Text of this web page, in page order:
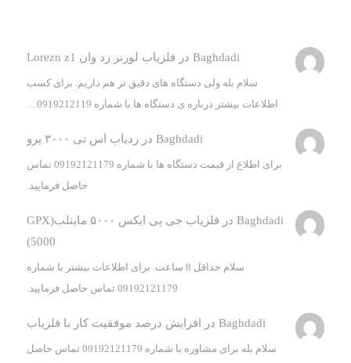
Baghdadi در فلزیاب لورنز زد وان Lorezn z1
سلام بله ولی دستگاه های دقیق تر هم داریم. برای کسب
اطلاعات بیشتر درباره ی دستگاه ها با شماره 0919212119…
Baghdadi درردیاب اس تی ۳۰۰۰ پرو
برای اطلاع از قیمت دستگاه ها با شماره 09192121179 تماس
حاصل فرمایید.
Baghdadi در
فلزیاب جی پی ایکس ۵۰۰۰ ماینلب(GPX
5000)
سلام حداقل 8 ساعت. برای اطلاعات بیشتر با شماره
09192121179 تماس حاصل فرمایید.
Baghdadi در افزایش درصد موفقیت کار با فلزیاب
سلام بله برای مشاوره با شماره 09192121179 تماس حاصل